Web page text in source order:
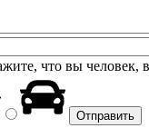
что вы человек,